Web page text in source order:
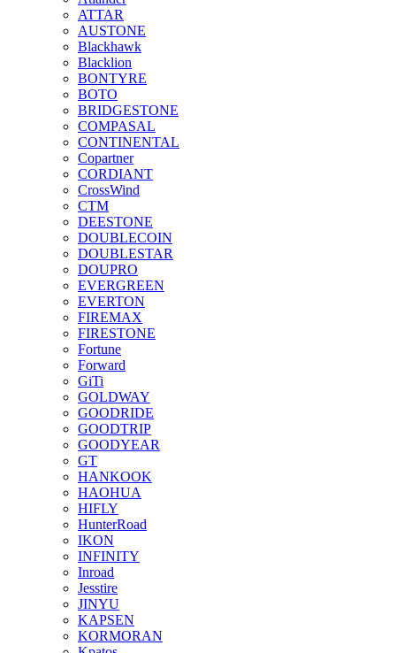
ATTAR
AUSTONE
Blackhawk
Blacklion
BONTYRE
BOTO
BRIDGESTONE
COMPASAL
CONTINENTAL
Copartner
CORDIANT
CrossWind
CTM
DEESTONE
DOUBLECOIN
DOUBLESTAR
DOUPRO
EVERGREEN
EVERTON
FIREMAX
FIRESTONE
Fortune
Forward
GiTi
GOLDWAY
GOODRIDE
GOODTRIP
GOODYEAR
GT
HANKOOK
HAOHUA
HIFLY
HunterRoad
IKON
INFINITY
Inroad
Jesstire
JINYU
KAPSEN
KORMORAN